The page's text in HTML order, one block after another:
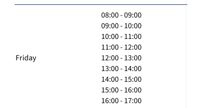
Friday
08:00 - 09:00
09:00 - 10:00
10:00 - 11:00
11:00 - 12:00
12:00 - 13:00
13:00 - 14:00
14:00 - 15:00
15:00 - 16:00
16:00 - 17:00